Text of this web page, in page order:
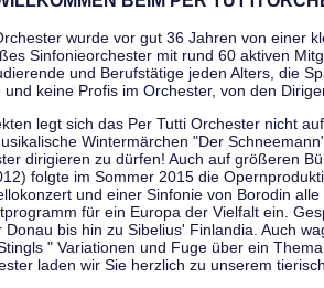
wurde vor gut 36 Jahren von einer
Sinfonieorchester mit rund 60 aktiven
und Berufstätige jeden Alters, die
und keine Profis im Orchester, von den
legt sich das Per Tutti Orchester nicht
Wintermärchen "Der
dirigieren zu dürfen! Auch auf größeren
folgte im Sommer 2015 die
und einer Sinfonie von Borodin
für ein Europa der Vielfalt ein.
Donau bis hin zu Sibelius' Finlandia. Auch
" Variationen und Fuge über ein
laden wir Sie herzlich zu unserem